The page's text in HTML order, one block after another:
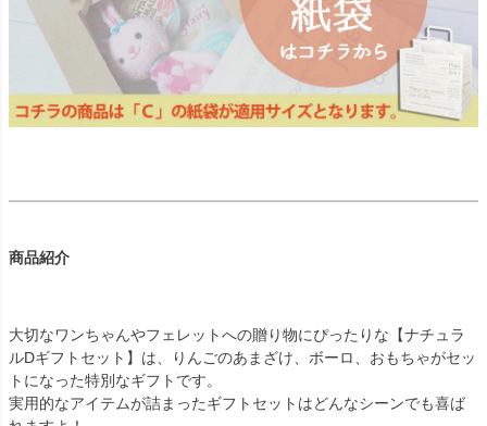
商品紹介
大切なワンちゃんやフェレットへの贈り物にぴったりな【ナチュラ
ルDギフトセット】は、りんごのあまざけ、ボーロ、おもちゃがセッ
トになった特別なギフトです。
実用的なアイテムが詰まったギフトセットはどんなシーンでも喜ば